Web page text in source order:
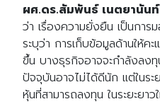
ผศ.ดร.สัมพันธ์ เนตยานัน
ว่า เรื่องความยั่งยืน เป็นการ
ระบุว่า การเก็บข้อมูลด้านให้ค
ขึ้น บางธุรกิจอาจจะกำลังลง
ปัจจุบันอาจไม่ได้ดีนัก แต่ในระ
หุ้นที่สามารถลงทุน ในระยะยา